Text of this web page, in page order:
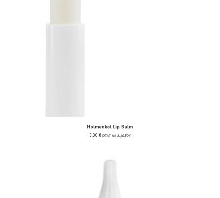
Holmenkol Lip Balm
5.00 € (37.67 kn) uključ. PDV